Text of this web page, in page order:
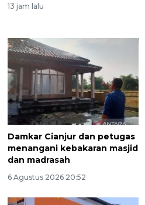
13 jam lalu
Damkar Cianjur dan petugas
menangani kebakaran masjid
dan madrasah
6 Agustus 2026 20:52